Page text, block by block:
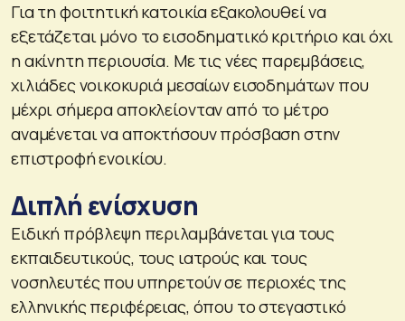
Για τη φοιτητική κατοικία εξακολουθεί να
εξετάζεται μόνο το εισοδηματικό κριτήριο και όχι
η ακίνητη περιουσία. Με τις νέες παρεμβάσεις,
χιλιάδες νοικοκυριά μεσαίων εισοδημάτων που
μέχρι σήμερα αποκλείονταν από το μέτρο
αναμένεται να αποκτήσουν πρόσβαση στην
επιστροφή ενοικίου.
Διπλή ενίσχυση
Ειδική πρόβλεψη περιλαμβάνεται για τους
εκπαιδευτικούς, τους ιατρούς και τους
νοσηλευτές που υπηρετούν σε περιοχές της
ελληνικής περιφέρειας, όπου το στεγαστικό